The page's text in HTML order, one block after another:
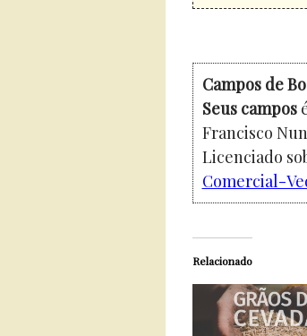
Campos de
Seus campos
Francisco
Licenciado
Comercial-
Relacionado